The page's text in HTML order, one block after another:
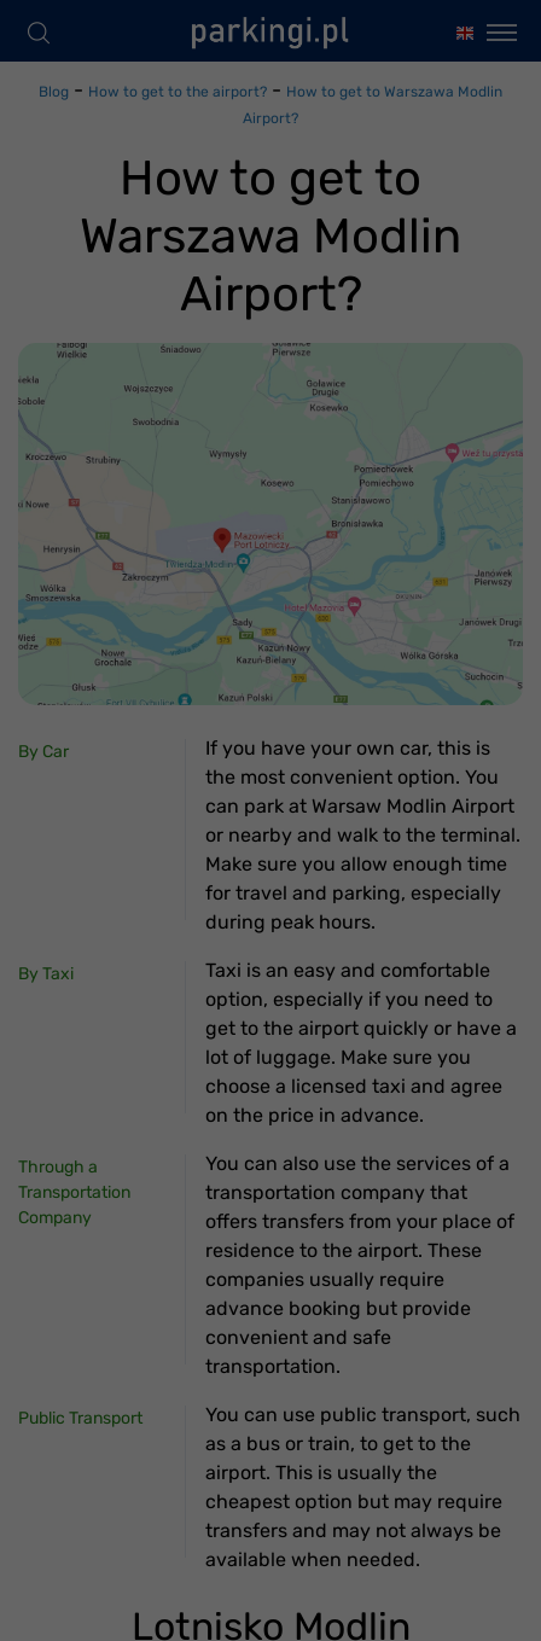
Blog - How to get to the airport? - How to get to Warszawa Modlin
Airport?
How to get to
Warszawa Modlin
Airport?
By Car
If you have your own car, this is
the most convenient option. You
can park at Warsaw Modlin Airport
or nearby and walk to the terminal.
Make sure you allow enough time
for travel and parking, especially
during peak hours.
By Taxi
Taxi is an easy and comfortable
option, especially if you need to
get to the airport quickly or have a
lot of luggage. Make sure you
choose a licensed taxi and agree
on the price in advance.
Through a
Transportation
Company
You can also use the services of a
transportation company that
offers transfers from your place of
residence to the airport. These
companies usually require
advance booking but provide
convenient and safe
transportation.
Public Transport
You can use public transport, such
as a bus or train, to get to the
airport. This is usually the
cheapest option but may require
transfers and may not always be
available when needed.
Lotnisko Modlin